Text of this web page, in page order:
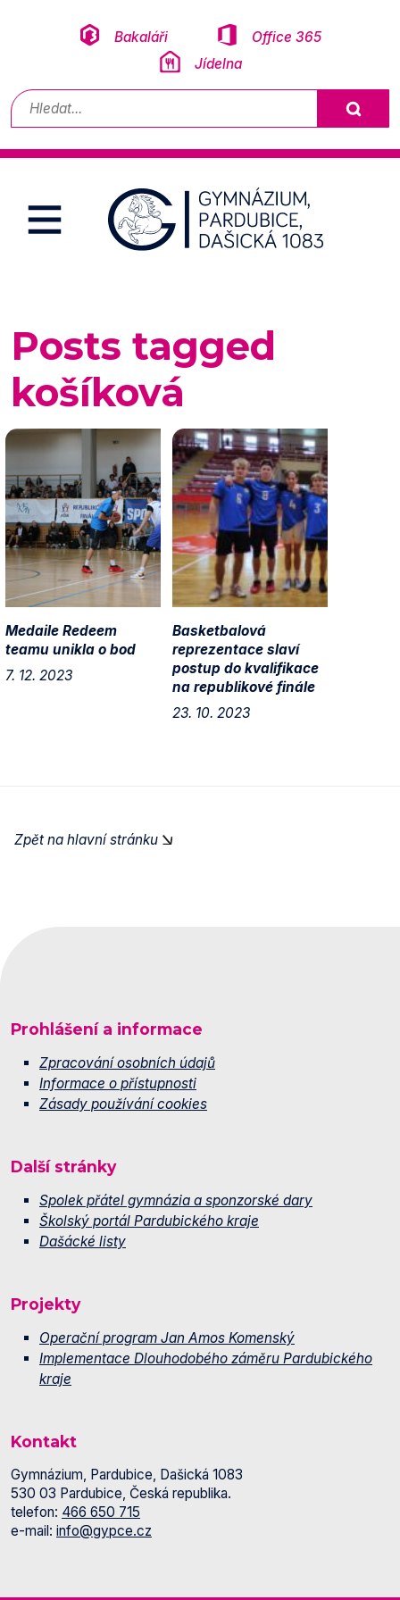
Bakaláři
Office 365
Jídelna
Vyhledávání
Posts tagged
košíková
Medaile Redeem
teamu unikla o bod
7. 12. 2023
Basketbalová
reprezentace slaví
postup do kvalifikace
na republikové finále
23. 10. 2023
Zpět na hlavní stránku
Prohlášení a informace
Zpracování osobních údajů
Informace o přístupnosti
Zásady používání cookies
Další stránky
Spolek přátel gymnázia a sponzorské dary
Školský portál Pardubického kraje
Dašácké listy
Projekty
Operační program Jan Amos Komenský
Implementace Dlouhodobého záměru Pardubického
kraje
Kontakt
Gymnázium, Pardubice, Dašická 1083
530 03 Pardubice, Česká republika.
telefon: 466 650 715
e-mail: info@gypce.cz